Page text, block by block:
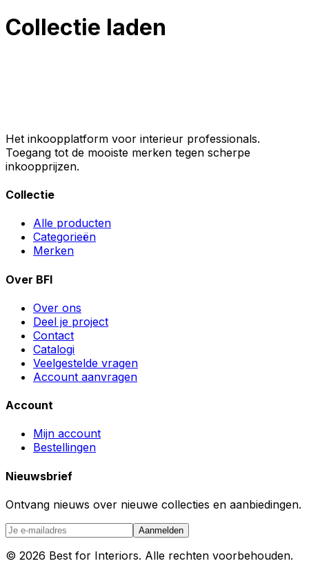
Collectie laden
Het inkoopplatform voor interieur professionals.
Toegang tot de mooiste merken tegen scherpe
inkoopprijzen.
Collectie
Alle producten
Categorieën
Merken
Over BFI
Over ons
Deel je project
Contact
Catalogi
Veelgestelde vragen
Account aanvragen
Account
Mijn account
Bestellingen
Nieuwsbrief
Ontvang nieuws over nieuwe collecties en aanbiedingen.
Aanmelden
© 2026 Best for Interiors. Alle rechten voorbehouden.